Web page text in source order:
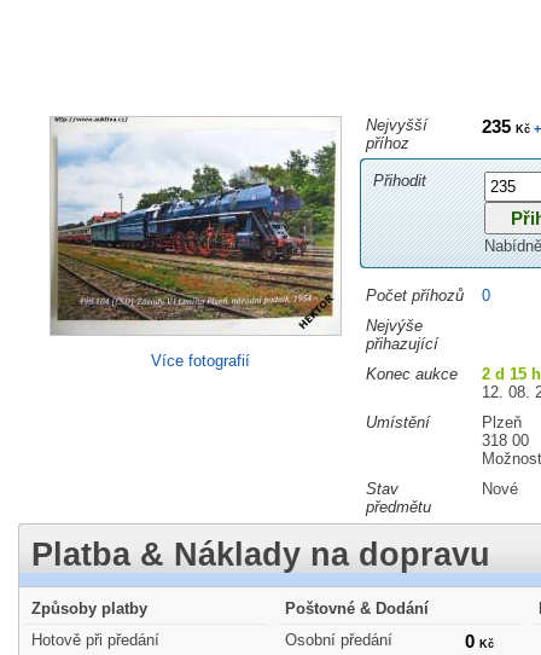
Více fotografií
Nejvyšší
příhoz
235 Kč+
Přihodit
Počet příhozů
0
Nejvýše
přihazující
Konec aukce
2 d 15
12. 08.
Umístění
Plzeň
318 00
Stav
předmětu
Nové
Platba & Náklady na dopravu
Způsoby platby
Hotově při předání
Poštovné & Dodání
Osobní předání
0 Kč